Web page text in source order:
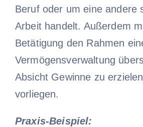
Beruf oder um eine andere
Arbeit handelt. Außerdem
Betätigung den Rahmen
Vermögensverwaltung
Absicht Gewinne zu
vorliegen.
Praxis-Beispiel: